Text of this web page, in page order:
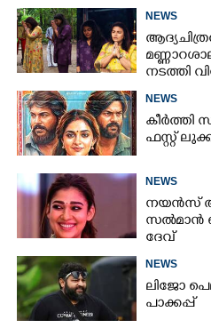
NEWS
നടത്തി
NEWS
കീർത്തി
ഫസ്റ്റ്
NEWS
നയൻസ്
സൽമാൻ
ദേവ്
NEWS
ലിജോ
പാക്കപ്പ്